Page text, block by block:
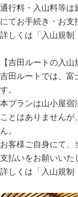
通行料・入山料等は
にてお手続き・お支
詳しくは「 入山規制
【吉田ルートの入山
吉田ルートでは、富
す。
本プランは山小屋宿
ことはありません
ん。
お客様ご自身にて、
支払いをお願いいた
詳しくは「 入山規制